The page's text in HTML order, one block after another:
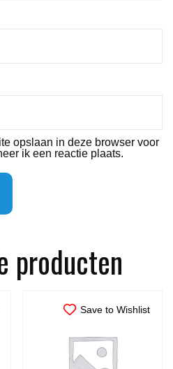
opslaan in deze browser voor
ik een reactie plaats.
producten
Save to Wishlist